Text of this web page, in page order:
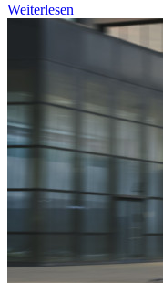
Weiterlesen